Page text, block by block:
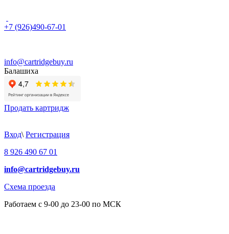
+7 (926)490-67-01
info@cartridgebuy.ru
Балашиха
Продать картридж
Вход\ Регистрация
8 926 490 67 01
info@cartridgebuy.ru
Схема проезда
Работаем с 9-00 до 23-00 по МСК